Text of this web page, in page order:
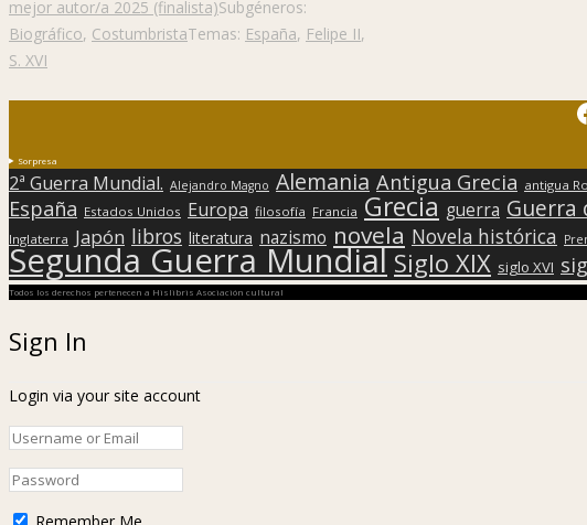
mejor autor/a 2025 (finalista)Subgéneros:
Biográfico, CostumbristaTemas: España, Felipe II,
S. XVI
Sorpresa
2ª Guerra Mundial. Alejandro Magno Alemania Antigua Grecia antigua
España Estados Unidos Europa filosofía Francia Grecia guerra Guerra
Inglaterra Japón libros literatura nazismo novela Novela histórica
Segunda Guerra Mundial Siglo XIX siglo XVI
Todos los derechos pertenecen a Hislibris Asociación cultural
Sign In
Login via your site account
Remember Me